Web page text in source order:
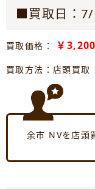
■買取日：
買取価格： ￥3,200
買取方法：店頭買取
余市 NVを店頭